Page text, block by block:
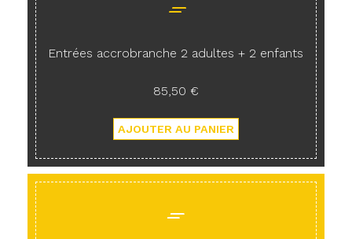
Entrées accrobranche 2 adultes + 2 enfants
85,50 €